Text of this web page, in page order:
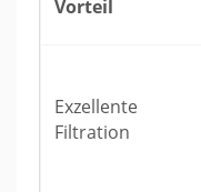
Vorteil
Exzellente
Filtration